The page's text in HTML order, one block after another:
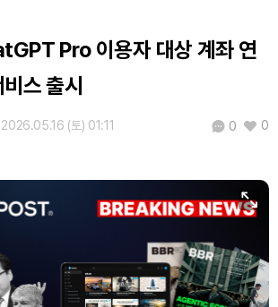
Pro 이용자 대상 계좌 연
스 출시
2026.05.16 (토) 01:11 0 0